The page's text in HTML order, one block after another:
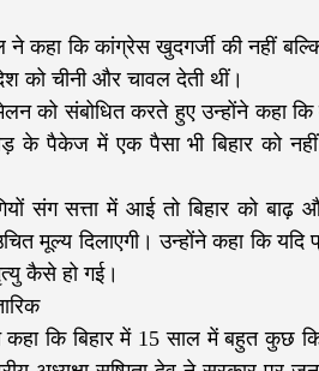
ने कहा कि कांग्रेस खुदगर्जी की नहीं
को चीनी और चावल देती थीं।
को संबोधित करते हुए उन्होंने कहा
पैकेज में एक पैसा भी बिहार को
संग सत्ता में आई तो बिहार को
मूल्य दिलाएगी। उन्होंने कहा कि यदि
कैसे हो गई।
कहा कि बिहार में 15 साल में बहुत कुछ